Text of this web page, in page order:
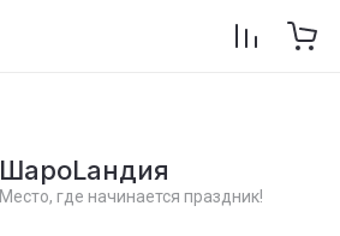
ШароLандия
Место, где начинается праздник!